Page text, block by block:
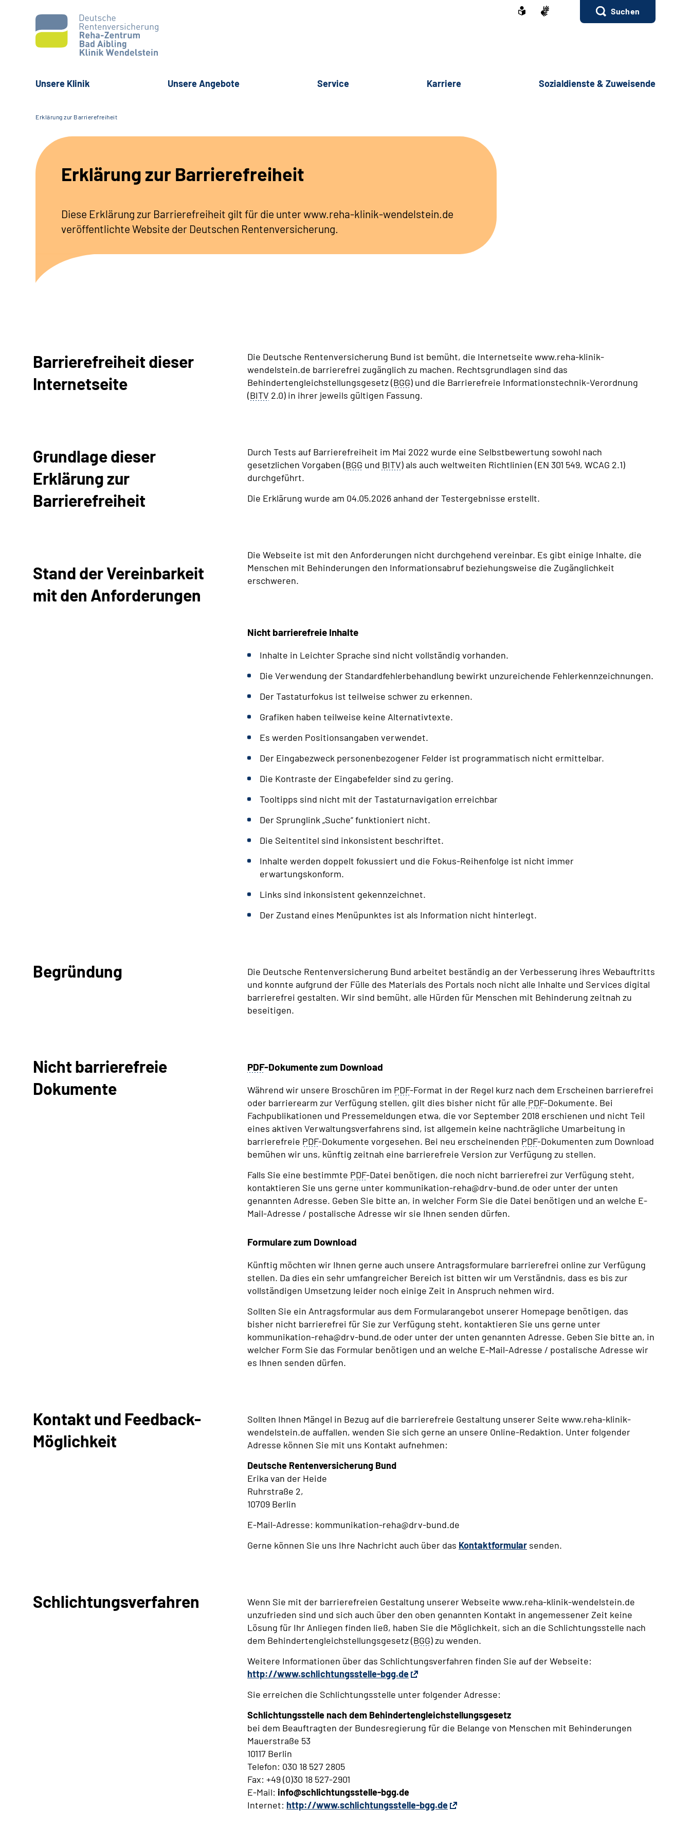
Suchen
Unsere Klinik Unsere Angebote Service Karriere Sozialdienste & Zuweisende
Erklärung zur Barrierefreiheit
Erklärung zur Barrierefreiheit
Diese Erklärung zur Barrierefreiheit gilt für die unter www.reha-klinik-wendelstein.de
veröffentlichte Website der Deutschen Rentenversicherung.
Barrierefreiheit dieser
Internetseite
Die Deutsche Rentenversicherung Bund ist bemüht, die Internetseite www.reha-klinik-
wendelstein.de barrierefrei zugänglich zu machen. Rechtsgrundlagen sind das
Behindertengleichstellungsgesetz (BGG) und die Barrierefreie Informationstechnik-Verordnung
(BITV 2.0) in ihrer jeweils gültigen Fassung.
Grundlage dieser
Erklärung zur
Barrierefreiheit
Durch Tests auf Barrierefreiheit im Mai 2022 wurde eine Selbstbewertung sowohl nach
gesetzlichen Vorgaben (BGG und BITV) als auch weltweiten Richtlinien (EN 301 549, WCAG 2.1)
durchgeführt.
Die Erklärung wurde am 04.05.2026 anhand der Testergebnisse erstellt.
Stand der Vereinbarkeit
mit den Anforderungen
Die Webseite ist mit den Anforderungen nicht durchgehend vereinbar. Es gibt einige Inhalte, die
Menschen mit Behinderungen den Informationsabruf beziehungsweise die Zugänglichkeit
erschweren.
Nicht barrierefreie Inhalte
Inhalte in Leichter Sprache sind nicht vollständig vorhanden.
Die Verwendung der Standardfehlerbehandlung bewirkt unzureichende Fehlerkennzeichnungen.
Der Tastaturfokus ist teilweise schwer zu erkennen.
Grafiken haben teilweise keine Alternativtexte.
Es werden Positionsangaben verwendet.
Der Eingabezweck personenbezogener Felder ist programmatisch nicht ermittelbar.
Die Kontraste der Eingabefelder sind zu gering.
Tooltipps sind nicht mit der Tastaturnavigation erreichbar
Der Sprunglink „Suche“ funktioniert nicht.
Die Seitentitel sind inkonsistent beschriftet.
Inhalte werden doppelt fokussiert und die Fokus-Reihenfolge ist nicht immer
erwartungskonform.
Links sind inkonsistent gekennzeichnet.
Der Zustand eines Menüpunktes ist als Information nicht hinterlegt.
Begründung
Die Deutsche Rentenversicherung Bund arbeitet beständig an der Verbesserung ihres Webauftritts
und konnte aufgrund der Fülle des Materials des Portals noch nicht alle Inhalte und Services digital
barrierefrei gestalten. Wir sind bemüht, alle Hürden für Menschen mit Behinderung zeitnah zu
beseitigen.
Nicht barrierefreie
Dokumente
PDF-Dokumente zum Download
Während wir unsere Broschüren im PDF-Format in der Regel kurz nach dem Erscheinen barrierefrei
oder barrierearm zur Verfügung stellen, gilt dies bisher nicht für alle PDF-Dokumente. Bei
Fachpublikationen und Pressemeldungen etwa, die vor September 2018 erschienen und nicht Teil
eines aktiven Verwaltungsverfahrens sind, ist allgemein keine nachträgliche Umarbeitung in
barrierefreie PDF-Dokumente vorgesehen. Bei neu erscheinenden PDF-Dokumenten zum Download
bemühen wir uns, künftig zeitnah eine barrierefreie Version zur Verfügung zu stellen.
Falls Sie eine bestimmte PDF-Datei benötigen, die noch nicht barrierefrei zur Verfügung steht,
kontaktieren Sie uns gerne unter kommunikation-reha@drv-bund.de oder unter der unten
genannten Adresse. Geben Sie bitte an, in welcher Form Sie die Datei benötigen und an welche E-
Mail-Adresse / postalische Adresse wir sie Ihnen senden dürfen.
Formulare zum Download
Künftig möchten wir Ihnen gerne auch unsere Antragsformulare barrierefrei online zur Verfügung
stellen. Da dies ein sehr umfangreicher Bereich ist bitten wir um Verständnis, dass es bis zur
vollständigen Umsetzung leider noch einige Zeit in Anspruch nehmen wird.
Sollten Sie ein Antragsformular aus dem Formularangebot unserer Homepage benötigen, das
bisher nicht barrierefrei für Sie zur Verfügung steht, kontaktieren Sie uns gerne unter
kommunikation-reha@drv-bund.de oder unter der unten genannten Adresse. Geben Sie bitte an, in
welcher Form Sie das Formular benötigen und an welche E-Mail-Adresse / postalische Adresse wir
es Ihnen senden dürfen.
Kontakt und Feedback-
Möglichkeit
Sollten Ihnen Mängel in Bezug auf die barrierefreie Gestaltung unserer Seite www.reha-klinik-
wendelstein.de auffallen, wenden Sie sich gerne an unsere Online-Redaktion. Unter folgender
Adresse können Sie mit uns Kontakt aufnehmen:
Deutsche Rentenversicherung Bund
Erika van der Heide
Ruhrstraße 2,
10709 Berlin
E-Mail-Adresse: kommunikation-reha@drv-bund.de
Gerne können Sie uns Ihre Nachricht auch über das Kontaktformular senden.
Schlichtungsverfahren
Wenn Sie mit der barrierefreien Gestaltung unserer Webseite www.reha-klinik-wendelstein.de
unzufrieden sind und sich auch über den oben genannten Kontakt in angemessener Zeit keine
Lösung für Ihr Anliegen finden ließ, haben Sie die Möglichkeit, sich an die Schlichtungsstelle nach
dem Behindertengleichstellungsgesetz (BGG) zu wenden.
Weitere Informationen über das Schlichtungsverfahren finden Sie auf der Webseite:
http://www.schlichtungsstelle-bgg.de
Sie erreichen die Schlichtungsstelle unter folgender Adresse:
Schlichtungsstelle nach dem Behindertengleichstellungsgesetz
bei dem Beauftragten der Bundesregierung für die Belange von Menschen mit Behinderungen
Mauerstraße 53
10117 Berlin
Telefon: 030 18 527 2805
Fax: +49 (0)30 18 527-2901
E-Mail: info@schlichtungsstelle-bgg.de
Internet: http://www.schlichtungsstelle-bgg.de